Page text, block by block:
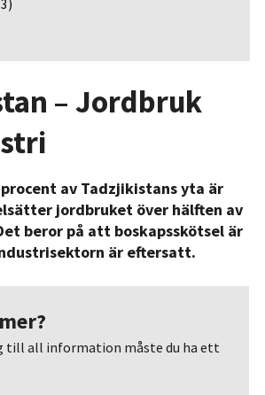
– Jordbruk
av Tadzjikistans yta är
jordbruket över hälften av
beror på att boskapsskötsel är
är eftersatt.
till all information måste du ha ett